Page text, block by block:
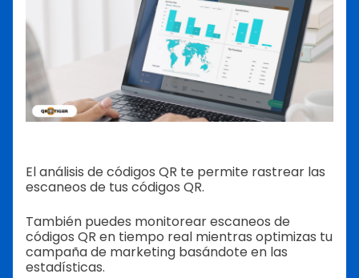
El análisis de códigos QR te permite rastrear las
escaneos de tus códigos QR.
También puedes monitorear escaneos de
códigos QR en tiempo real mientras optimizas tu
campaña de marketing basándote en las
estadísticas.